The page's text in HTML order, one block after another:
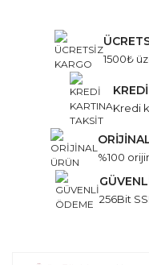
1500₺
Kredi
%100
256Bit